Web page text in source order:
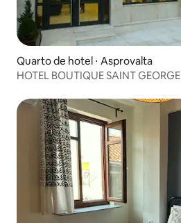
Quarto de hotel ⋅ Asprovalta
HOTEL BOUTIQUE SAINT GEORGE